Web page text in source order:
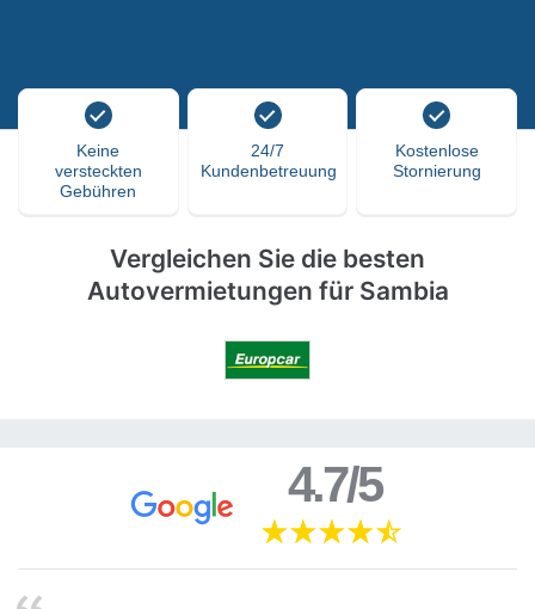
Keine
versteckten
Gebühren
24/7
Kundenbetreuung
Kostenlose
Stornierung
Vergleichen Sie die besten
Autovermietungen für Sambia
4.7/5